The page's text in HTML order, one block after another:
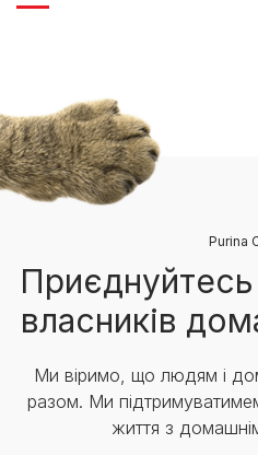
Purina
власників
Ми віримо, що людям і
разом. Ми
життя з